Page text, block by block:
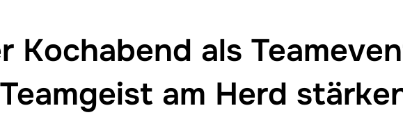
Kochabend als
am Herd